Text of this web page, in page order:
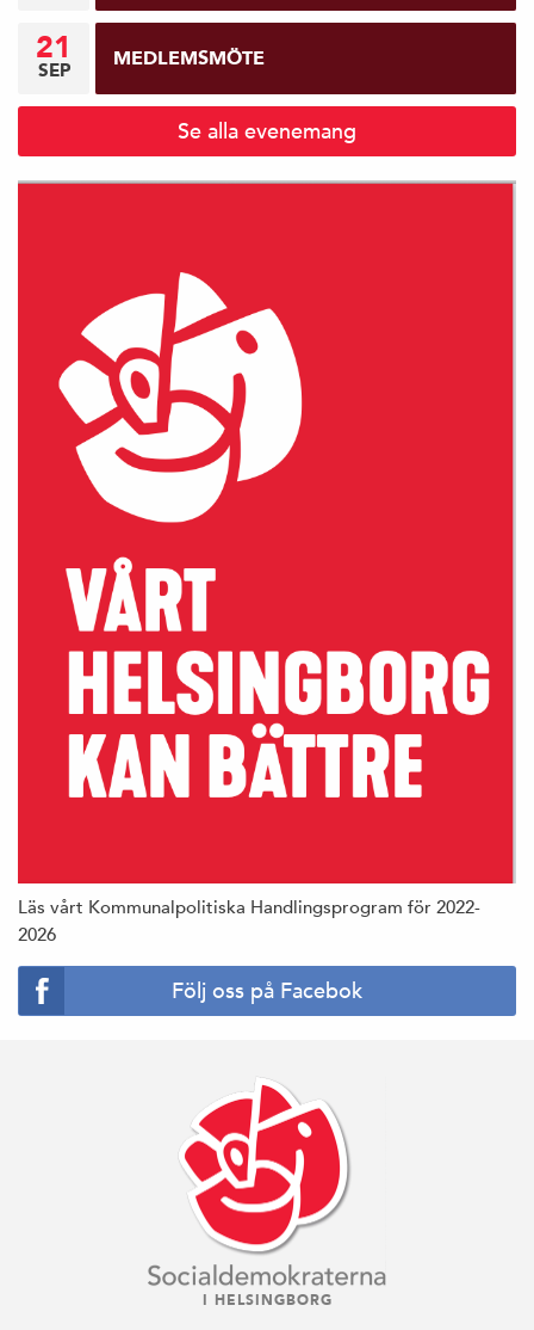
21
SEP MEDLEMSMÖTE
Se alla evenemang
Läs vårt Kommunalpolitiska Handlingsprogram för 2022-
2026
Följ oss på Facebok
I HELSINGBORG